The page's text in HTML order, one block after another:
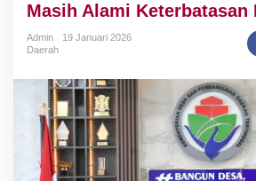
Masih Alami Keterbatasan
Admin
19 Januari 2026
Daerah